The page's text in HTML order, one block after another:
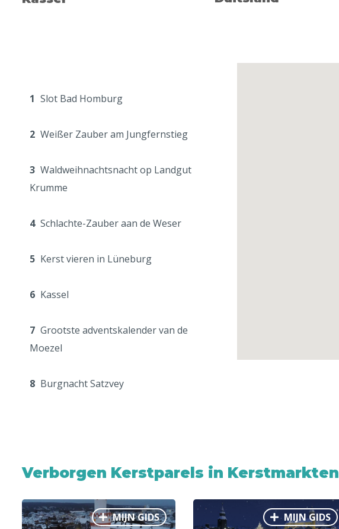
1 Slot Bad Homburg
2 Weißer Zauber am Jungfernstieg
3 Waldweihnachtsnacht op Landgut
Krumme
4 Schlachte-Zauber aan de Weser
5 Kerst vieren in Lüneburg
6 Kassel
7 Grootste adventskalender van de
Moezel
8 Burgnacht Satzvey
Verborgen Kerstparels in Kerstmarkten
MIJN GIDS MIJN GIDS